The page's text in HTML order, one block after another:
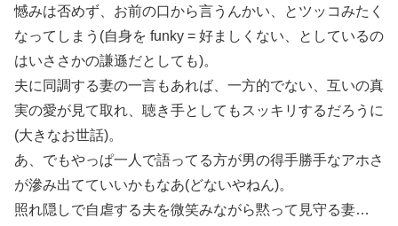
憾みは否めず、お前の口から言うんかい、とツッコみたく
なってしまう(自身を funky = 好ましくない、としているの
はいささかの謙遜だとしても)。
夫に同調する妻の一言もあれば、一方的でない、互いの真
実の愛が見て取れ、聴き手としてもスッキリするだろうに
(大きなお世話)。
あ、でもやっぱ一人で語ってる方が男の得手勝手なアホさ
が滲み出てていいかもなあ(どないやねん)。
照れ隠しで自虐する夫を微笑みながら黙って見守る妻…